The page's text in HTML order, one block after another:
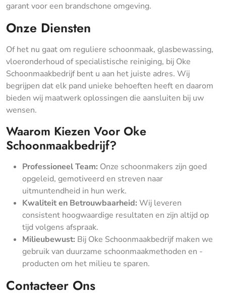
garant voor een brandschone omgeving.
Onze Diensten
Of het nu gaat om reguliere schoonmaak, glasbewassing,
vloeronderhoud of specialistische reiniging, bij Oke
Schoonmaakbedrijf bent u aan het juiste adres. Wij
begrijpen dat elk pand unieke behoeften heeft en daarom
bieden wij maatwerk oplossingen die aansluiten bij uw
wensen.
Waarom Kiezen Voor Oke
Schoonmaakbedrijf?
Professioneel Team: Onze schoonmakers zijn goed
opgeleid, gemotiveerd en streven naar
uitmuntendheid in hun werk.
Kwaliteit en Betrouwbaarheid: Wij leveren
consistent hoogwaardige resultaten en zijn altijd op
tijd volgens afspraak.
Milieubewust: Bij Oke Schoonmaakbedrijf maken we
gebruik van duurzame schoonmaakmethoden en -
producten om het milieu te sparen.
Contacteer Ons